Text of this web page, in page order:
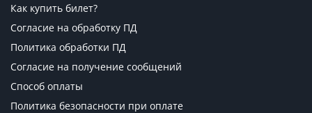
Как купить билет?
Согласие на обработку ПД
Политика обработки ПД
Согласие на получение сообщений
Способ оплаты
Политика безопасности при оплате